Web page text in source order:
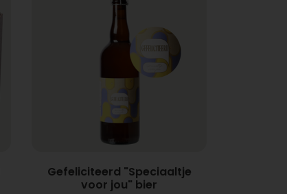
Gefeliciteerd "Speciaaltje
voor jou" bier